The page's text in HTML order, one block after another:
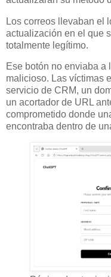
Los correos llevaban el
actualización en el que
totalmente legítimo.
Ese botón no enviaba a
malicioso. Las víctimas
servicio de CRM, un
un acortador de URL
comprometido donde
encontraba dentro de